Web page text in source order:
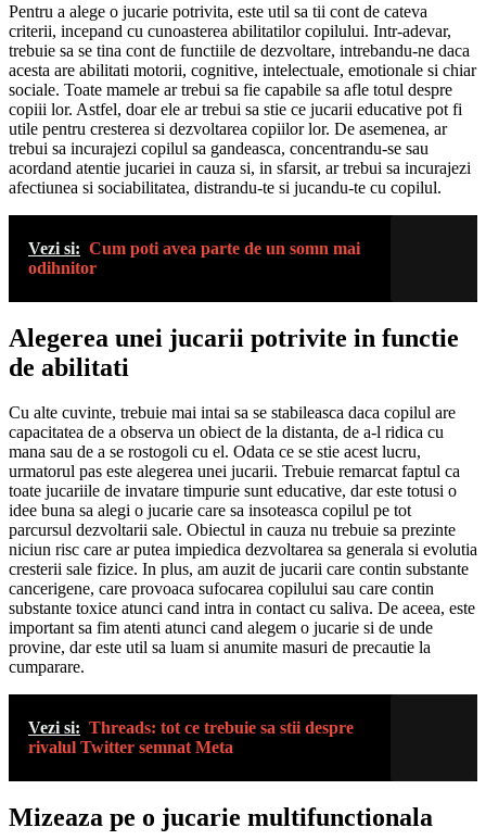
Pentru a alege o jucarie potrivita, este util sa tii cont de cateva
criterii, incepand cu cunoasterea abilitatilor copilului. Intr-adevar,
trebuie sa se tina cont de functiile de dezvoltare, intrebandu-ne daca
acesta are abilitati motorii, cognitive, intelectuale, emotionale si chiar
sociale. Toate mamele ar trebui sa fie capabile sa afle totul despre
copiii lor. Astfel, doar ele ar trebui sa stie ce jucarii educative pot fi
utile pentru cresterea si dezvoltarea copiilor lor. De asemenea, ar
trebui sa incurajezi copilul sa gandeasca, concentrandu-se sau
acordand atentie jucariei in cauza si, in sfarsit, ar trebui sa incurajezi
afectiunea si sociabilitatea, distrandu-te si jucandu-te cu copilul.
Vezi si: Cum poti avea parte de un somn mai
odihnitor
Alegerea unei jucarii potrivite in functie
de abilitati
Cu alte cuvinte, trebuie mai intai sa se stabileasca daca copilul are
capacitatea de a observa un obiect de la distanta, de a-l ridica cu
mana sau de a se rostogoli cu el. Odata ce se stie acest lucru,
urmatorul pas este alegerea unei jucarii. Trebuie remarcat faptul ca
toate jucariile de invatare timpurie sunt educative, dar este totusi o
idee buna sa alegi o jucarie care sa insoteasca copilul pe tot
parcursul dezvoltarii sale. Obiectul in cauza nu trebuie sa prezinte
niciun risc care ar putea impiedica dezvoltarea sa generala si evolutia
cresterii sale fizice. In plus, am auzit de jucarii care contin substante
cancerigene, care provoaca sufocarea copilului sau care contin
substante toxice atunci cand intra in contact cu saliva. De aceea, este
important sa fim atenti atunci cand alegem o jucarie si de unde
provine, dar este util sa luam si anumite masuri de precautie la
cumparare.
Vezi si: Threads: tot ce trebuie sa stii despre
rivalul Twitter semnat Meta
Mizeaza pe o jucarie multifunctionala